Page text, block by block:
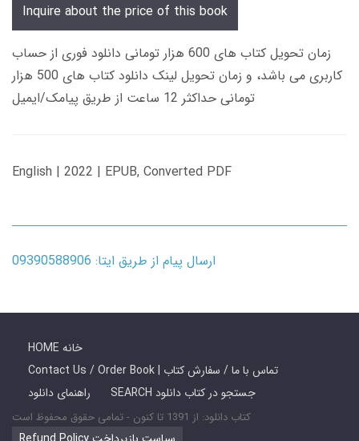
Inquire about the price of this book
زمان تحویل کتاب های 600 هزار تومانی دانلود فوری از حساب
کاربری می باشد، و زمان تحویل لینک دانلود کتاب های 500 هزار
تومانی حداکثر 12 ساعت از طریق پیامک/ایمیل
English | 2022 | EPUB, Converted PDF
ارسال پیام از طریق ایتا: 09390588906
HOME خانه
Contact Us / Order Book | تماس با ما / سفارش کتاب
راهنمای دانلود
SEARCH جستجو در کتاب دانلود
کتاب دانلود: از 1391 تا کنون - تمامی حقوق محفوظ است